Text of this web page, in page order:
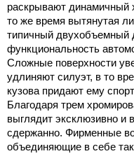
раскрывают динамичный
то же время вытянутая
типичный двухобъемный
функциональность
Сложные поверхности
удлиняют силуэт, в то
кузова придают ему
Благодаря трем
выглядит эксклюзивно и
сдержанно. Фирменные
объединяющие в себе